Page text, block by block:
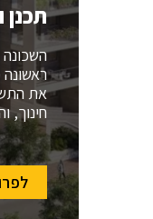
את
חינוך,